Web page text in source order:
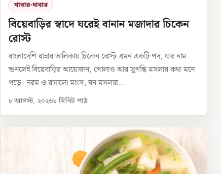
খাবার-দাবার
বিয়েবাড়ির স্বাদে ঘরেই বানান মজাদার চিকেন
রোস্ট
বাংলাদেশি রান্নার তালিকায় চিকেন রোস্ট এমন একটি পদ, যার নাম
শুনলেই বিয়েবাড়ির আয়োজন, পোলাও আর সুগন্ধি মসলার কথা মনে
পড়ে। নরম ও রসালো মাংস, ঘন মসলার...
৮ আগস্ট, ২০২৬১ মিনিট পাঠ